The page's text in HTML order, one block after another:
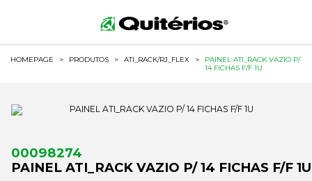
HOMEPAGE > PRODUTOS > ATI_RACK/RJ_FLEX >
PAINEL ATI_RACK VAZIO P/
14 FICHAS F/F 1U
00098274
PAINEL ATI_RACK VAZIO P/ 14 FICHAS F/F 1U